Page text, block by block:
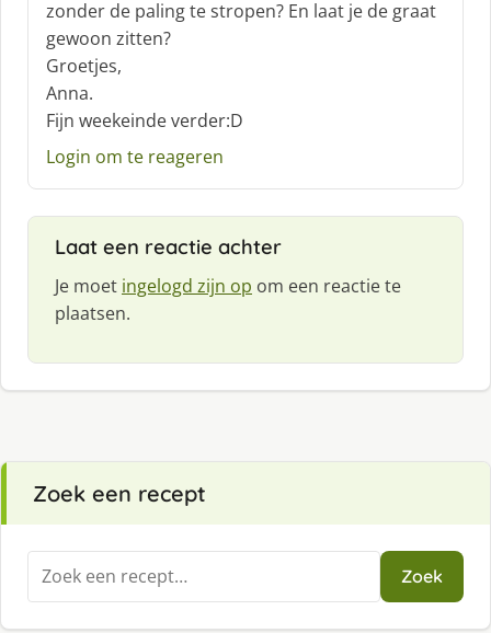
e
f
:
zonder de paling te stropen? En laat je de graat
gewoon zitten?
Groetjes,
Anna.
Fijn weekeinde verder:D
Login om te reageren
Laat een reactie achter
Je moet ingelogd zijn op om een reactie te
plaatsen.
Zoek een recept
Zoeken
naar:
Zoek